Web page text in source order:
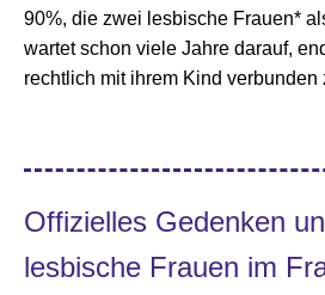
90%, die zwei lesbische Frauen*
wartet schon viele Jahre darauf,
rechtlich mit ihrem Kind verbunden
Offizielles Gedenken
lesbische Frauen im